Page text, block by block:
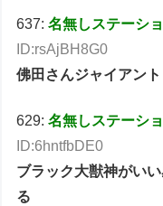
637:名無しステーシ
ID:rsAjBH8G0
佛田さんジャイアン
629:名無しステーシ
ID:6hntfbDE0
ブラック大獣神がい
る